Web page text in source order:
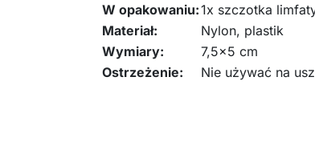
W opakowaniu:1x szczotka
Materiał:
Nylon, plastik
Wymiary:
7,5x5 cm
Ostrzeżenie:
Nie używać na